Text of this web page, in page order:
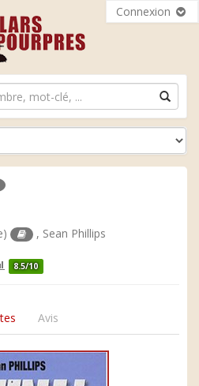
Connexion
, Sean Phillips
8.5/10
Avis